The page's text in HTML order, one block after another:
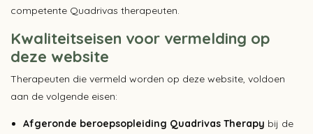
competente Quadrivas therapeuten.
Kwaliteitseisen voor vermelding op
deze website
Therapeuten die vermeld worden op deze website, voldoen
aan de volgende eisen:
Afgeronde beroepsopleiding Quadrivas Therapy bij de